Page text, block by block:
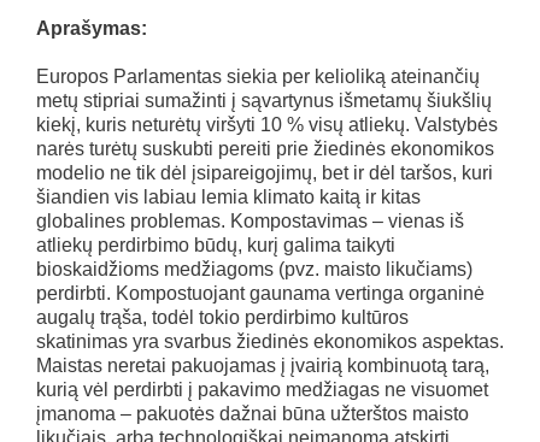
Aprašymas:
Europos Parlamentas siekia per kelioliką ateinančių
metų stipriai sumažinti į sąvartynus išmetamų šiukšlių
kiekį, kuris neturėtų viršyti 10 % visų atliekų. Valstybės
narės turėtų suskubti pereiti prie žiedinės ekonomikos
modelio ne tik dėl įsipareigojimų, bet ir dėl taršos, kuri
šiandien vis labiau lemia klimato kaitą ir kitas
globalines problemas. Kompostavimas – vienas iš
atliekų perdirbimo būdų, kurį galima taikyti
bioskaidžioms medžiagoms (pvz. maisto likučiams)
perdirbti. Kompostuojant gaunama vertinga organinė
augalų trąša, todėl tokio perdirbimo kultūros
skatinimas yra svarbus žiedinės ekonomikos aspektas.
Maistas neretai pakuojamas į įvairią kombinuotą tarą,
kurią vėl perdirbti į pakavimo medžiagas ne visuomet
įmanoma ‒ pakuotės dažnai būna užterštos maisto
likučiais, arba technologiškai neįmanoma atskirti